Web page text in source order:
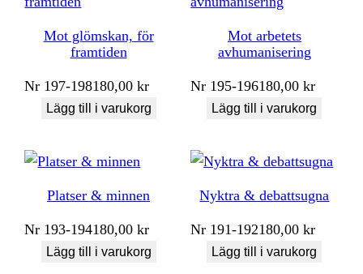
Mot glömskan, för
framtiden
Nr 197-198180,00kr
Lägg till i varukorg
Mot arbetets
avhumanisering
Nr 195-196180,00kr
Lägg till i varukorg
Platser & minnen
Nr 193-194180,00kr
Lägg till i varukorg
Nyktra & debattsugna
Nr 191-192180,00kr
Lägg till i varukorg